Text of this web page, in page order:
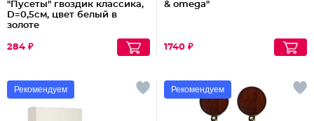
"Пусеты" гвоздик классика,
D=0,5см, цвет белый в
золоте
284 ₽
& omega"
1740 ₽
Рекомендуем Рекомендуем